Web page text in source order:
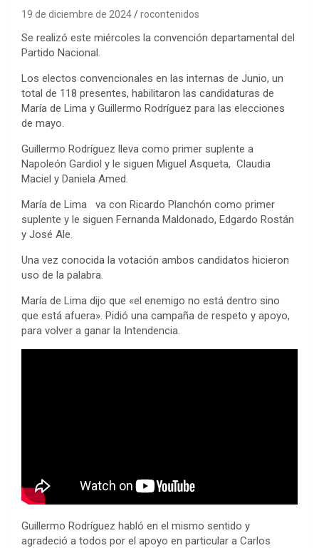
19 de diciembre de 2024 rocontenidos
Se realizó este miércoles la convención departamental del
Partido Nacional.
Los electos convencionales en las internas de Junio, un
total de 118 presentes, habilitaron las candidaturas de
María de Lima y Guillermo Rodríguez para las elecciones
de mayo.
Guillermo Rodríguez lleva como primer suplente a
Napoleón Gardiol y le siguen Miguel Asqueta, Claudia
Maciel y Daniela Amed.
María de Lima va con Ricardo Planchón como primer
suplente y le siguen Fernanda Maldonado, Edgardo Rostán
y José Ale.
Una vez conocida la votación ambos candidatos hicieron
uso de la palabra.
María de Lima dijo que «el enemigo no está dentro sino
que está afuera». Pidió una campaña de respeto y apoyo,
para volver a ganar la Intendencia.
Guillermo Rodríguez habló en el mismo sentido y
agradeció a todos por el apoyo en particular a Carlos